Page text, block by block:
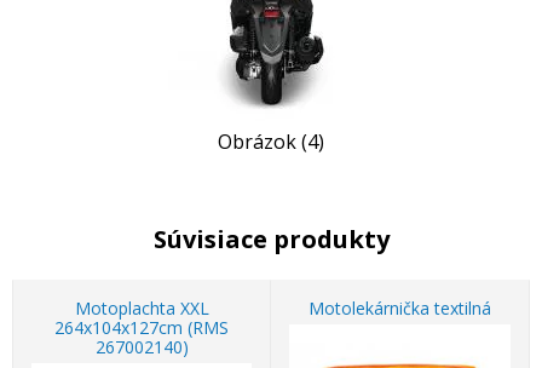
Obrázok (4)
Súvisiace produkty
Motoplachta XXL
264x104x127cm (RMS
267002140)
Motolekárnička textilná